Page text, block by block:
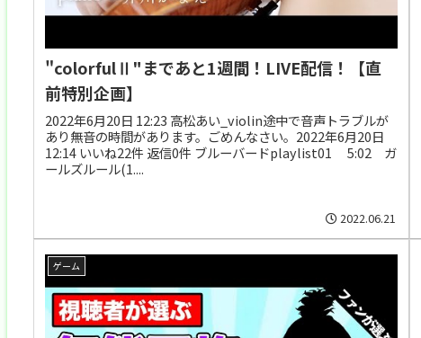
"colorfulⅡ"まであと1週間！LIVE配信！【直
前特別企画】
2022年6月20日 12:23 高松あい_violin途中で音声トラブルが
あり無音の時間があります。ごめんなさい。2022年6月20日
12:14 いいね22件 返信0件 ブルーバードplaylist01 5:02 ガ
ールズルール(1....
2022.06.21
ゲーム